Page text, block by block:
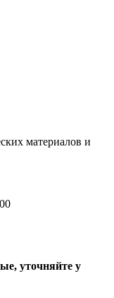
материалов и
уточняйте у